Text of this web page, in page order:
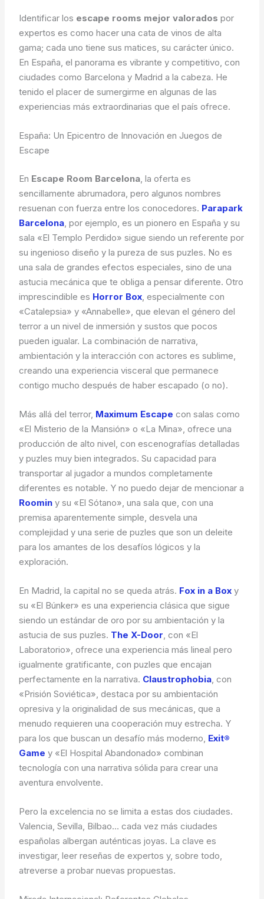
Identificar los escape rooms mejor valorados por
expertos es como hacer una cata de vinos de alta
gama; cada uno tiene sus matices, su carácter único.
En España, el panorama es vibrante y competitivo, con
ciudades como Barcelona y Madrid a la cabeza. He
tenido el placer de sumergirme en algunas de las
experiencias más extraordinarias que el país ofrece.
España: Un Epicentro de Innovación en Juegos de
Escape
En Escape Room Barcelona, la oferta es
sencillamente abrumadora, pero algunos nombres
resuenan con fuerza entre los conocedores. Parapark
Barcelona, por ejemplo, es un pionero en España y su
sala «El Templo Perdido» sigue siendo un referente por
su ingenioso diseño y la pureza de sus puzles. No es
una sala de grandes efectos especiales, sino de una
astucia mecánica que te obliga a pensar diferente. Otro
imprescindible es Horror Box, especialmente con
«Catalepsia» y «Annabelle», que elevan el género del
terror a un nivel de inmersión y sustos que pocos
pueden igualar. La combinación de narrativa,
ambientación y la interacción con actores es sublime,
creando una experiencia visceral que permanece
contigo mucho después de haber escapado (o no).
Más allá del terror, Maximum Escape con salas como
«El Misterio de la Mansión» o «La Mina», ofrece una
producción de alto nivel, con escenografías detalladas
y puzles muy bien integrados. Su capacidad para
transportar al jugador a mundos completamente
diferentes es notable. Y no puedo dejar de mencionar a
Roomin y su «El Sótano», una sala que, con una
premisa aparentemente simple, desvela una
complejidad y una serie de puzles que son un deleite
para los amantes de los desafíos lógicos y la
exploración.
En Madrid, la capital no se queda atrás. Fox in a Box y
su «El Búnker» es una experiencia clásica que sigue
siendo un estándar de oro por su ambientación y la
astucia de sus puzles. The X-Door, con «El
Laboratorio», ofrece una experiencia más lineal pero
igualmente gratificante, con puzles que encajan
perfectamente en la narrativa. Claustrophobia, con
«Prisión Soviética», destaca por su ambientación
opresiva y la originalidad de sus mecánicas, que a
menudo requieren una cooperación muy estrecha. Y
para los que buscan un desafío más moderno, Exit®
Game y «El Hospital Abandonado» combinan
tecnología con una narrativa sólida para crear una
aventura envolvente.
Pero la excelencia no se limita a estas dos ciudades.
Valencia, Sevilla, Bilbao… cada vez más ciudades
españolas albergan auténticas joyas. La clave es
investigar, leer reseñas de expertos y, sobre todo,
atreverse a probar nuevas propuestas.